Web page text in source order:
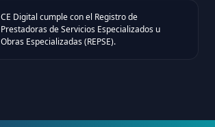
CE Digital cumple con el Registro de
Prestadoras de Servicios Especializados u
Obras Especializadas (REPSE).